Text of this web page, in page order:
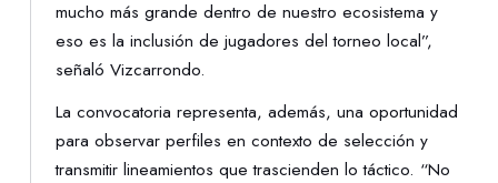
mucho más grande dentro de nuestro ecosistema y
eso es la inclusión de jugadores del torneo local”,
señaló Vizcarrondo.
La convocatoria representa, además, una oportunidad
para observar perfiles en contexto de selección y
transmitir lineamientos que trascienden lo táctico. “No